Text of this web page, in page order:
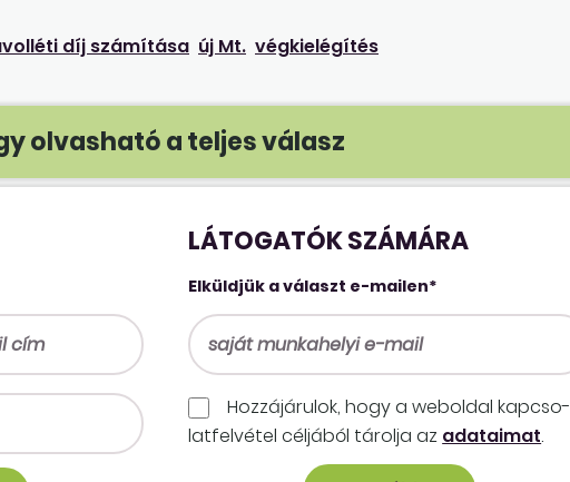
díj számítása új Mt. végkielégítés
olvasható a teljes válasz
LÁTOGATÓK SZÁMÁRA
Elküldjük a választ e-mailen*
Hozzájárulok, hogy a weboldal kapcso­
lat­felvétel céljából tárolja az adataimat.